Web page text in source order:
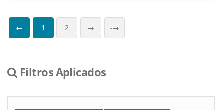
← 1 2 → -→
Filtros Aplicados